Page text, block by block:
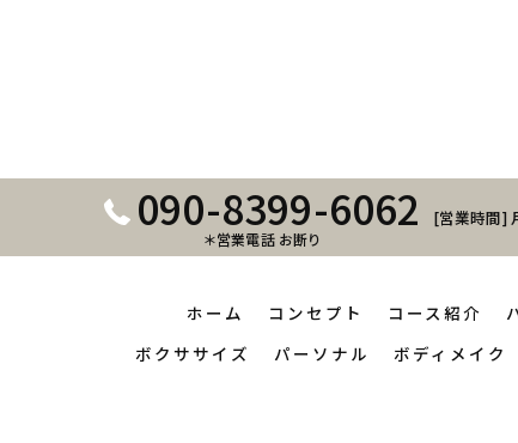
090-8399-6062
＊営業電話 お断り
[営業時間]
ホーム コンセプト コース紹介
ボクササイズ
パーソナル ボディメイク